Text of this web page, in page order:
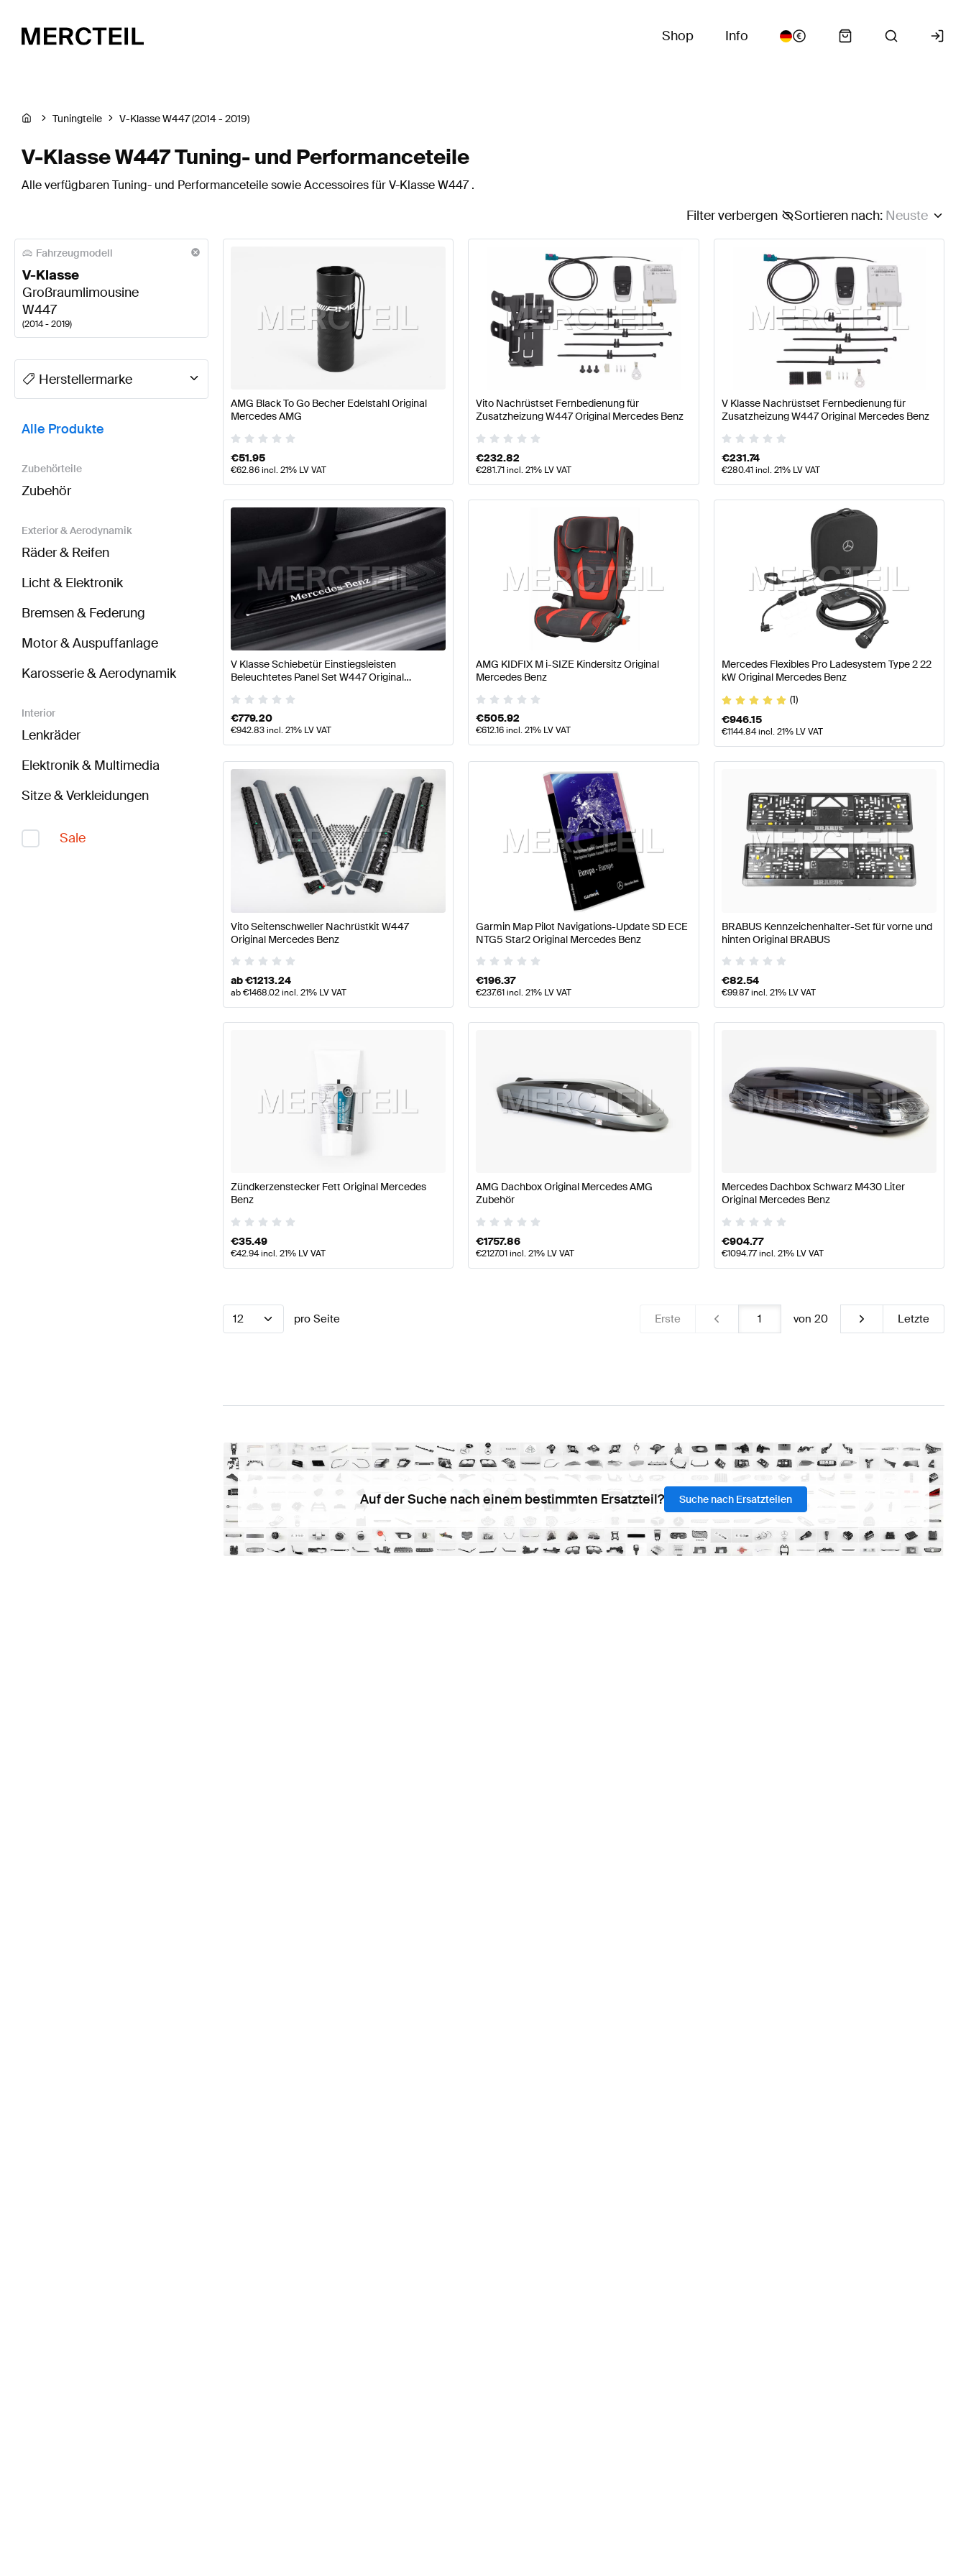
Shop Info
Tuningteile V-Klasse W447 (2014 - 2019)
V-Klasse W447 Tuning- und Performanceteile
Alle verfügbaren Tuning- und Performanceteile sowie Accessoires für V-Klasse W447 .
Sortieren nach: Neuste
Filter verbergen
Fahrzeugmodell
V-Klasse
Großraumlimousine
W447
(2014 - 2019)
A-Klasse Tuning- und Performanceteile A-Klasse W177 Modellpflege Tuning- und PerformanceteileA-Klasse W177 Tuning- und PerformanceteileA-Klasse W176
Herstellermarke
BRABUS V-Klasse W447 Tuning- und PerformanceteileAMG V-Klasse W447 Tuning- und PerformanceteileMercedes-Benz V-Klasse W447 Tuning- und
Alle Produkte
Zubehörteile
Zubehör
Exterior & Aerodynamik
Räder & Reifen
Licht & Elektronik
Bremsen & Federung
Motor & Auspuffanlage
Karosserie & Aerodynamik
Interior
Lenkräder
Elektronik & Multimedia
Sitze & Verkleidungen
Sale
AMG Black To Go Becher Edelstahl Original
Mercedes AMG
€51.95
€62.86incl. 21% LV VAT
Vito Nachrüstset Fernbedienung für
Zusatzheizung W447 Original Mercedes Benz
€232.82
€281.71incl. 21% LV VAT
V Klasse Nachrüstset Fernbedienung für
Zusatzheizung W447 Original Mercedes Benz
€231.74
€280.41incl. 21% LV VAT
V Klasse Schiebetür Einstiegsleisten
Beleuchtetes Panel Set W447 Original
€779.20
€942.83incl. 21% LV VAT
AMG KIDFIX M i-SIZE Kindersitz Original
Mercedes Benz
€505.92
€612.16incl. 21% LV VAT
Mercedes Flexibles Pro Ladesystem Type 2 22
kW Original Mercedes Benz
(1)
€946.15
€1144.84incl. 21% LV VAT
Vito Seitenschweller Nachrüstkit W447
Original Mercedes Benz
ab€1213.24
ab€1468.02incl. 21% LV VAT
Garmin Map Pilot Navigations-Update SD ECE
NTG5 Star2 Original Mercedes Benz
€196.37
€237.61incl. 21% LV VAT
BRABUS Kennzeichenhalter-Set für vorne und
hinten Original BRABUS
€82.54
€99.87incl. 21% LV VAT
Zündkerzenstecker Fett Original Mercedes
Benz
€35.49
€42.94incl. 21% LV VAT
AMG Dachbox Original Mercedes AMG
Zubehör
€1757.86
€2127.01incl. 21% LV VAT
Mercedes Dachbox Schwarz M430 Liter
Original Mercedes Benz
€904.77
€1094.77incl. 21% LV VAT
12 pro Seite Erste von 20 Letzte
Auf der Suche nach einem bestimmten Ersatzteil? Suche nach Ersatzteilen